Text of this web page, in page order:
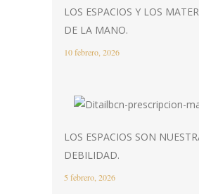
LOS ESPACIOS Y LOS
DE LA MANO.
10 febrero, 2026
LOS ESPACIOS SON
DEBILIDAD.
5 febrero, 2026